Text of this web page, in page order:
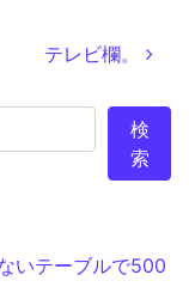
テレビ欄。
検
索
いテーブルで500